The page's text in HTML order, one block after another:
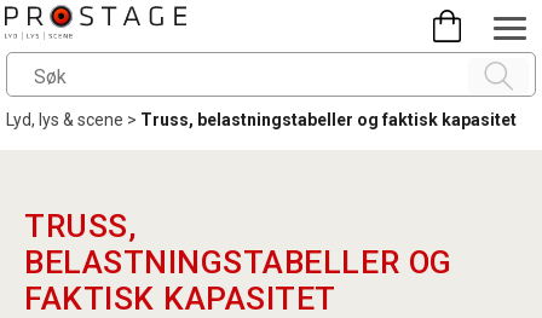
Lyd, lys & scene>Truss, belastningstabeller og faktisk kapasitet
TRUSS,
BELASTNINGSTABELLER OG
FAKTISK KAPASITET